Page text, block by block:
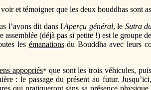
et témoigner que les deux bouddhas sont
l’avons dit dans l'Aperçu général, le Sutra
(déjà pas si petite !) est le groupe
les émanationsdu Bouddha avec leurs
appopriés* que sont les trois véhicules,
: le passage du présent au futur.
qui pratiqueront sans sa présence